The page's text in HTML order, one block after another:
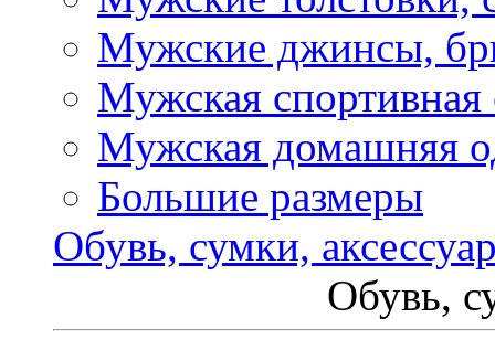
Мужские джинсы,
Мужская спортивная
Мужская домашняя
Большие размеры
Обувь, сумки,
Обувь,